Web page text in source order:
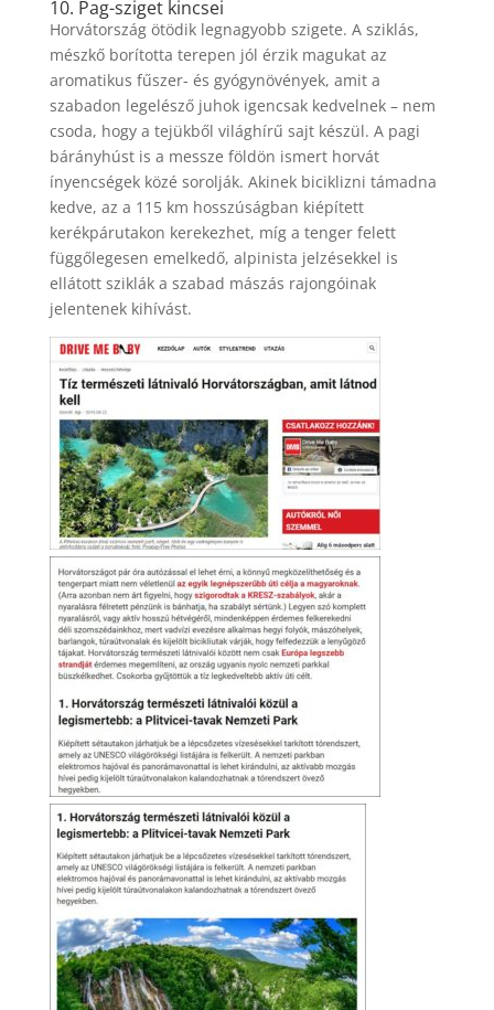
10. Pag-sziget kincsei
Horvátország ötödik legnagyobb szigete. A sziklás,
mészkő borította terepen jól érzik magukat az
aromatikus fűszer- és gyógynövények, amit a
szabadon legelésző juhok igencsak kedvelnek – nem
csoda, hogy a tejükből világhírű sajt készül. A pagi
bárányhúst is a messze földön ismert horvát
ínyencségek közé sorolják. Akinek biciklizni támadna
kedve, az a 115 km hosszúságban kiépített
kerékpárutakon kerekezhet, míg a tenger felett
függőlegesen emelkedő, alpinista jelzésekkel is
ellátott sziklák a szabad mászás rajongóinak
jelentenek kihívást.